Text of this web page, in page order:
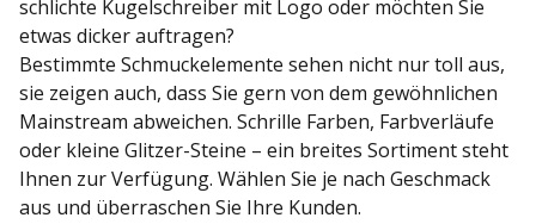
schlichte Kugelschreiber mit Logo oder möchten Sie
etwas dicker auftragen?
Bestimmte Schmuckelemente sehen nicht nur toll aus,
sie zeigen auch, dass Sie gern von dem gewöhnlichen
Mainstream abweichen. Schrille Farben, Farbverläufe
oder kleine Glitzer-Steine – ein breites Sortiment steht
Ihnen zur Verfügung. Wählen Sie je nach Geschmack
aus und überraschen Sie Ihre Kunden.